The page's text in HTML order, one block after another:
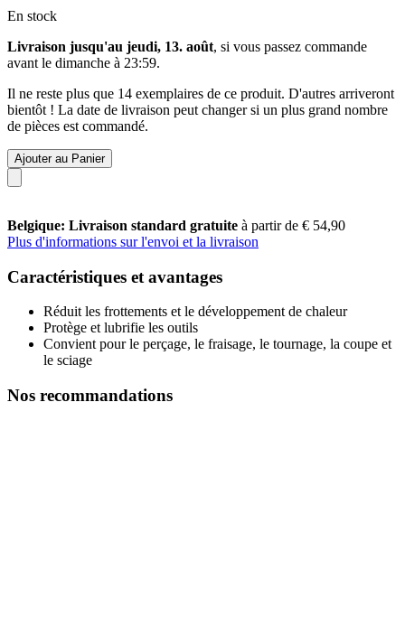
En stock
Livraison jusqu'au jeudi, 13. août, si vous passez commande
avant le dimanche à 23:59.
Il ne reste plus que 14 exemplaires de ce produit. D'autres arriveront
bientôt ! La date de livraison peut changer si un plus grand nombre
de pièces est commandé.
Ajouter au Panier
Belgique: Livraison standard gratuite à partir de € 54,90
Plus d'informations sur l'envoi et la livraison
Caractéristiques et avantages
Réduit les frottements et le développement de chaleur
Protège et lubrifie les outils
Convient pour le perçage, le fraisage, le tournage, la coupe et
le sciage
Nos recommandations